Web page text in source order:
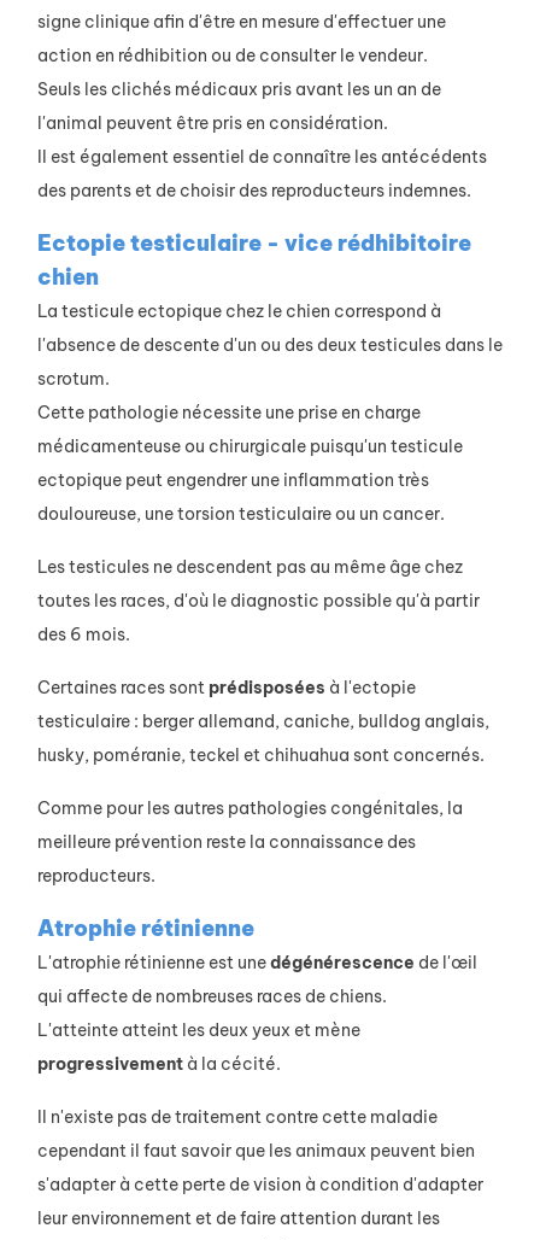
signe clinique afin d'être en mesure d'effectuer une
action en rédhibition ou de consulter le vendeur.
Seuls les clichés médicaux pris avant les un an de
l'animal peuvent être pris en considération.
Il est également essentiel de connaître les antécédents
des parents et de choisir des reproducteurs indemnes.
Ectopie testiculaire - vice rédhibitoire
chien
La testicule ectopique chez le chien correspond à
l'absence de descente d'un ou des deux testicules dans le
scrotum.
Cette pathologie nécessite une prise en charge
médicamenteuse ou chirurgicale puisqu'un testicule
ectopique peut engendrer une inflammation très
douloureuse, une torsion testiculaire ou un cancer.
Les testicules ne descendent pas au même âge chez
toutes les races, d'où le diagnostic possible qu'à partir
des 6 mois.
Certaines races sont prédisposées à l'ectopie
testiculaire : berger allemand, caniche, bulldog anglais,
husky, poméranie, teckel et chihuahua sont concernés.
Comme pour les autres pathologies congénitales, la
meilleure prévention reste la connaissance des
reproducteurs.
Atrophie rétinienne
L'atrophie rétinienne est unedégénérescence de l'œil
qui affecte de nombreuses races de chiens.
L'atteinte atteint les deux yeux et mène
progressivement à la cécité.
Il n'existe pas de traitement contre cette maladie
cependant il faut savoir que les animaux peuvent bien
s'adapter à cette perte de vision à condition d'adapter
leur environnement et de faire attention durant les